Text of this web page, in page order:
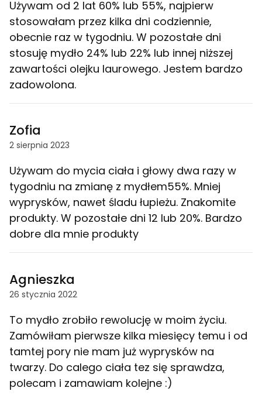
Używam od 2 lat 60% lub 55%, najpierw
stosowałam przez kilka dni codziennie,
obecnie raz w tygodniu. W pozostałe dni
stosuję mydło 24% lub 22% lub innej niższej
zawartości olejku laurowego. Jestem bardzo
zadowolona.
Zofia
2 sierpnia 2023
Używam do mycia ciała i głowy dwa razy w
tygodniu na zmianę z mydłem55%. Mniej
wyprysków, nawet śladu łupieżu. Znakomite
produkty. W pozostałe dni 12 lub 20%. Bardzo
dobre dla mnie produkty
Agnieszka
26 stycznia 2022
To mydło zrobiło rewolucję w moim życiu.
Zamówiłam pierwsze kilka miesięcy temu i od
tamtej pory nie mam już wyprysków na
twarzy. Do calego ciała tez się sprawdza,
polecam i zamawiam kolejne :)